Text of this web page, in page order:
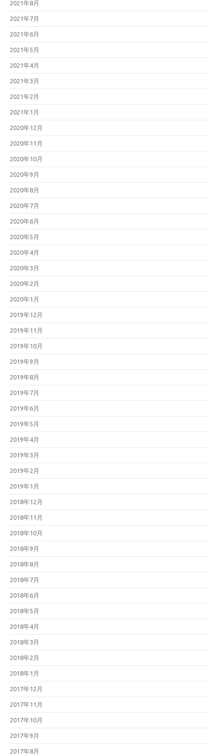
2021年8月
2021年7月
2021年6月
2021年5月
2021年4月
2021年3月
2021年2月
2021年1月
2020年12月
2020年11月
2020年10月
2020年9月
2020年8月
2020年7月
2020年6月
2020年5月
2020年4月
2020年3月
2020年2月
2020年1月
2019年12月
2019年11月
2019年10月
2019年9月
2019年8月
2019年7月
2019年6月
2019年5月
2019年4月
2019年3月
2019年2月
2019年1月
2018年12月
2018年11月
2018年10月
2018年9月
2018年8月
2018年7月
2018年6月
2018年5月
2018年4月
2018年3月
2018年2月
2018年1月
2017年12月
2017年11月
2017年10月
2017年9月
2017年8月